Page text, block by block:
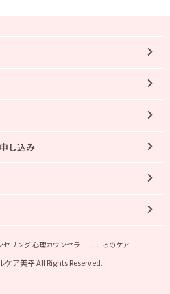
し込み
リング 心理カウンセラー こころのケア
ア美幸 All Rights Reserved.